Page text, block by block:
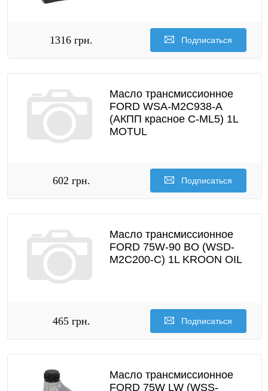
1316 грн. Подписаться
Масло трансмиссионное
FORD WSA-M2C938-A
(АКПП красное C-ML5) 1L
MOTUL
602 грн. Подписаться
Масло трансмиссионное
FORD 75W-90 BO (WSD-
M2C200-C) 1L KROON OIL
465 грн. Подписаться
Масло трансмиссионное
FORD 75W LW (WSS-